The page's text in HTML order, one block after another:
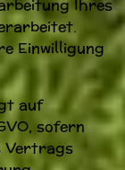
Ihres
Einwilligung
auf
sofern
Vertrags